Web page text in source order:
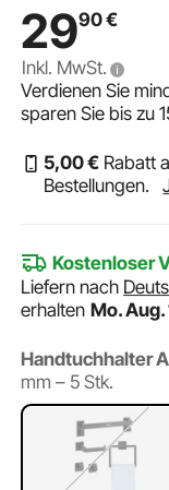
2990€
Inkl. MwSt.
Verdienen Sie
sparen Sie bis zu
5,00€ Rabatt
Bestellungen.
Kostenloser
Liefern nach
erhalten Mo. Aug.
Handtuchhalter
mm – 5 Stk.